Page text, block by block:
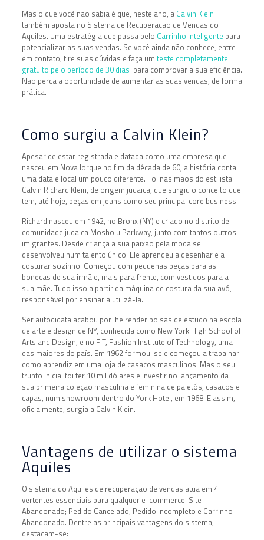
Mas o que você não sabia é que, neste ano, a Calvin Klein
também aposta no Sistema de Recuperação de Vendas do
Aquiles. Uma estratégia que passa pelo Carrinho Inteligente para
potencializar as suas vendas. Se você ainda não conhece, entre
em contato, tire suas dúvidas e faça um teste completamente
gratuito pelo período de 30 dias para comprovar a sua eficiência.
Não perca a oportunidade de aumentar as suas vendas, de forma
prática.
Como surgiu a Calvin Klein?
Apesar de estar registrada e datada como uma empresa que
nasceu em Nova Iorque no fim da década de 60, a história conta
uma data e local um pouco diferente. Foi nas mãos do estilista
Calvin Richard Klein, de origem judaica, que surgiu o conceito que
tem, até hoje, peças em jeans como seu principal core business.
Richard nasceu em 1942, no Bronx (NY) e criado no distrito de
comunidade judaica Mosholu Parkway, junto com tantos outros
imigrantes. Desde criança a sua paixão pela moda se
desenvolveu num talento único. Ele aprendeu a desenhar e a
costurar sozinho! Começou com pequenas peças para as
bonecas de sua irmã e, mais para frente, com vestidos para a
sua mãe. Tudo isso a partir da máquina de costura da sua avó,
responsável por ensinar a utilizá-la.
Ser autodidata acabou por lhe render bolsas de estudo na escola
de arte e design de NY, conhecida como New York High School of
Arts and Design; e no FIT, Fashion Institute of Technology, uma
das maiores do país. Em 1962 formou-se e começou a trabalhar
como aprendiz em uma loja de casacos masculinos. Mas o seu
trunfo inicial foi ter 10 mil dólares e investir no lançamento da
sua primeira coleção masculina e feminina de paletós, casacos e
capas, num showroom dentro do York Hotel, em 1968. E assim,
oficialmente, surgia a Calvin Klein.
Vantagens de utilizar o sistema
Aquiles
O sistema do Aquiles de recuperação de vendas atua em 4
vertentes essenciais para qualquer e-commerce: Site
Abandonado; Pedido Cancelado; Pedido Incompleto e Carrinho
Abandonado. Dentre as principais vantagens do sistema,
destacam-se: